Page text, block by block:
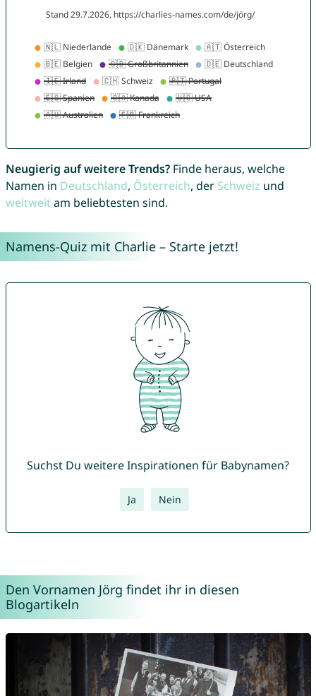
Neugierig auf weitere Trends?Finde heraus, welche
Namen in Deutschland, Österreich, der Schweiz und
weltweitam beliebtesten sind.
Namens-Quiz mit Charlie – Starte jetzt!
Suchst Du weitere Inspirationen für Babynamen?
Ja Nein
Den Vornamen Jörg findet ihr in diesen
Blogartikeln